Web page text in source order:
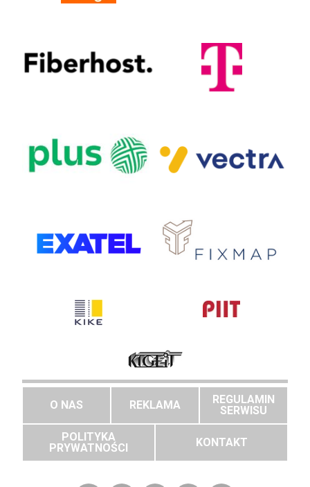
O NAS REKLAMA
REGULAMIN
SERWISU
POLITYKA
PRYWATNOŚCI
KONTAKT